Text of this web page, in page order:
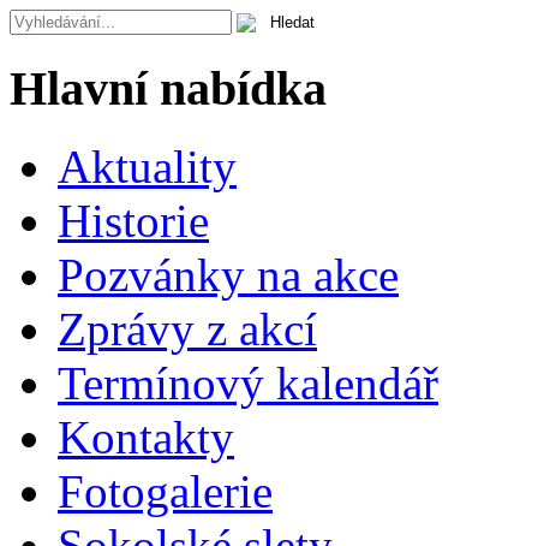
Hlavní nabídka
Aktuality
Historie
Pozvánky na akce
Zprávy z akcí
Termínový kalendář
Kontakty
Fotogalerie